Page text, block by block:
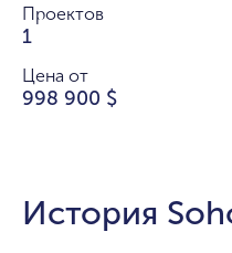
Проектов
1
Цена от
998 900 $
История